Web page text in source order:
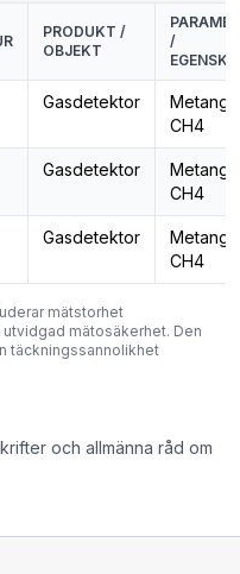
PRODUKT /
OBJEKT
/
Gasdetektor
CH4
Gasdetektor
CH4
Gasdetektor
CH4
mätstorhet
mätosäkerhet. Den
täckningssannolikhet
och allmänna råd om